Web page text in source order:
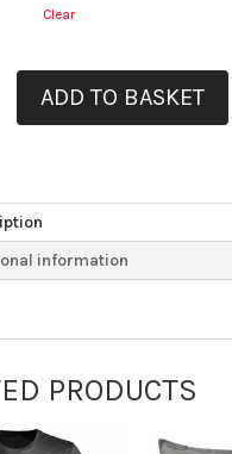
Clear
ADD TO BASKET
information
PRODUCTS